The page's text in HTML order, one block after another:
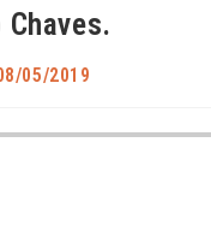
05/2019